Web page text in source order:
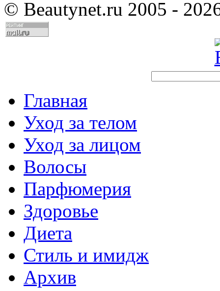
© Beautynet.ru 2005 -
Главная
Уход за телом
Уход за лицом
Волосы
Парфюмерия
Здоровье
Диета
Стиль и имидж
Архив